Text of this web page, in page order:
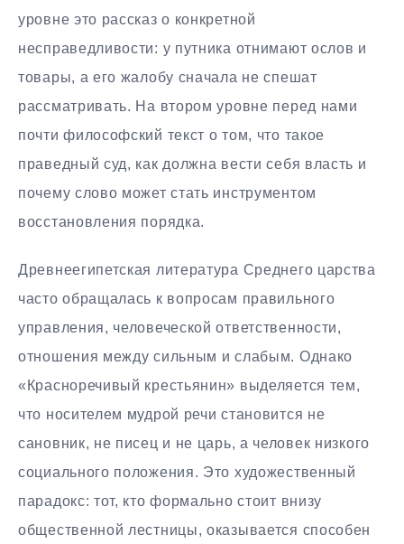
уровне это рассказ о конкретной
несправедливости: у путника отнимают ослов и
товары, а его жалобу сначала не спешат
рассматривать. На втором уровне перед нами
почти философский текст о том, что такое
праведный суд, как должна вести себя власть и
почему слово может стать инструментом
восстановления порядка.
Древнеегипетская литература Среднего царства
часто обращалась к вопросам правильного
управления, человеческой ответственности,
отношения между сильным и слабым. Однако
«Красноречивый крестьянин» выделяется тем,
что носителем мудрой речи становится не
сановник, не писец и не царь, а человек низкого
социального положения. Это художественный
парадокс: тот, кто формально стоит внизу
общественной лестницы, оказывается способен